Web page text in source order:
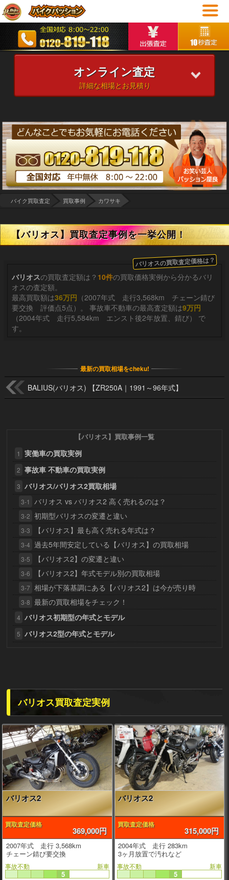
オンライン査定
詳細な相場とお見積り
バイク買取査定 買取事例 カワサキ
【バリオス】買取査定事例を一挙公開！
バリオスの買取査定価格は？
バリオスの買取査定額は？ 10件の買取価格実例から分かるバリ
オスの査定額。
最高買取額は36万円 （2007年式 走行3,568km チェーン錆び
要交換 評価点5点）。 事故車不動車の最高査定額は9万円
（2004年式 走行5,584km エンスト後2年放置、錆び） で
す。
最新の買取相場をcheku!
BALIUS(バリオス) 【ZR250A｜1991～96年式】
【バリオス】買取事例一覧
1 実働車の買取実例
2 事故車 不動車の買取実例
3 バリオス/バリオス2買取相場
3-1 バリオス vs バリオス2 高く売れるのは？
3-2 初期型バリオスの変遷と違い
3-3 【バリオス】最も高く売れる年式は？
3-4 過去5年間安定している【バリオス】の買取相場
3-5 【バリオス2】の変遷と違い
3-6 【バリオス2】年式モデル別の買取相場
3-7 相場が下落基調にある【バリオス2】は今が売り時
3-8 最新の買取相場をチェック！
4 バリオス初期型の年式とモデル
5 バリオス2型の年式とモデル
バリオス買取査定実例
バリオス2
買取査定価格
369,000円
2007年式 走行 3,568km
チェーン錆び要交換
事故不動 新車
5
バリオス2
買取査定価格
315,000円
2004年式 走行 283km
3ヶ月放置で汚れなど
事故不動 新車
5